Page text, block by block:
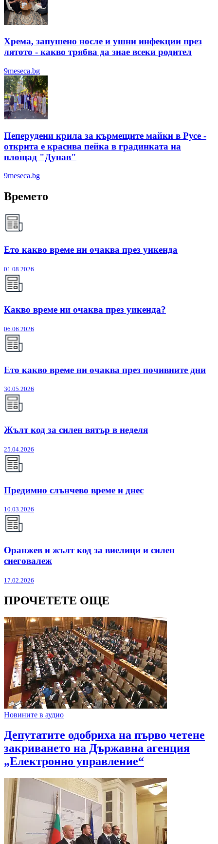
Хрема, запушено носле и ушни инфекции през
лятотo - какво трябва да знае всеки родител
9meseca.bg
Пеперудени крила за кърмещите майки в Русе -
открита е красива пейка в градинката на
площад "Дунав"
9meseca.bg
Времето
Ето какво време ни очаква през уикенда
01.08.2026
Какво време ни очаква през уикенда?
06.06.2026
Ето какво време ни очаква през почивните дни
30.05.2026
Жълт код за силен вятър в неделя
25.04.2026
Предимно слънчево време и днес
10.03.2026
Оранжев и жълт код за виелици и силен
снеговалеж
17.02.2026
ПРОЧЕТЕТЕ ОЩЕ
Новините в аудио
Депутатите одобриха на първо четене
закриването на Държавна агенция
„Електронно управление“